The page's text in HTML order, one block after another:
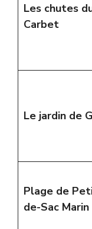
Les chutes
Carbet
Le jardin de
Plage de
de-Sac Marin